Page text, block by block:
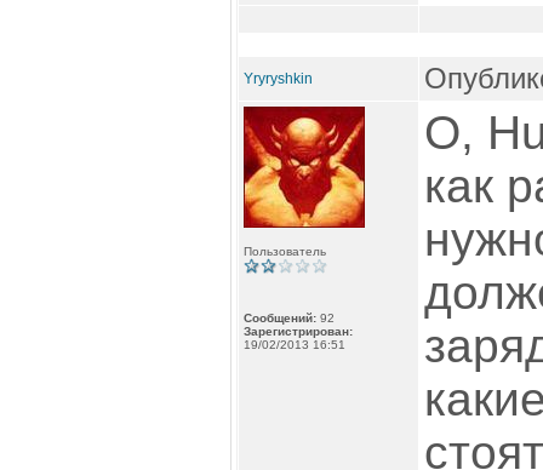
Yryryshkin
Пользователь
Сообщений: 92
Зарегистрирован:
19/02/2013 16:51
О,
как